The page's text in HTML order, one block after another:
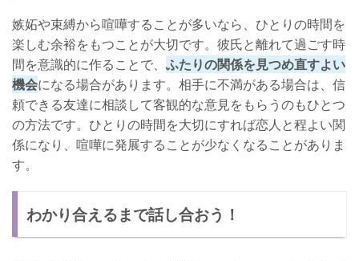
嫉妬や束縛から喧嘩することが多いなら、ひとりの時間を
楽しむ余裕をもつことが大切です。彼氏と離れて過ごす時
間を意識的に作ることで、 ふたりの関係を見つめ直すよい
機会になる場合があります。相手に不満がある場合は、信
頼できる友達に相談して客観的な意見をもらうのもひとつ
の方法です。ひとりの時間を大切にすれば恋人と程よい関
係になり、喧嘩に発展することが少なくなることがありま
す。
わかり合えるまで話し合おう！